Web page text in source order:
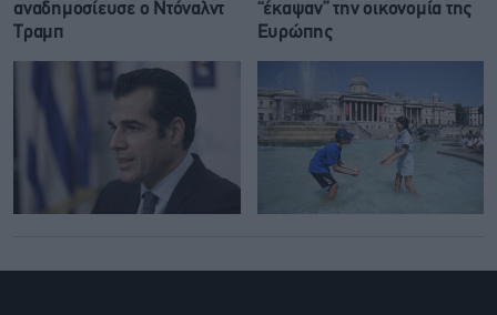
αναδημοσίευσε ο Ντόναλντ
Τραμπ
“έκαψαν” την οικονομία της
Ευρώπης